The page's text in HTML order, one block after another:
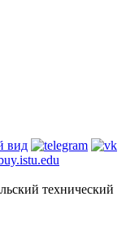
вид
технический